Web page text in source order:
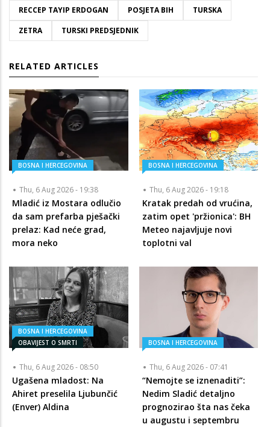
RECCEP TAYIP ERDOGAN POSJETA BIH
TURSKA
ZETRA
TURSKI PREDSJEDNIK
RELATED ARTICLES
BOSNA I HERCEGOVINA
Thu, 6 Aug 2026 - 19:38
Mladić iz Mostara odlučio
da sam prefarba pješački
prelaz: Kad neće grad,
mora neko
BOSNA I HERCEGOVINA
Thu, 6 Aug 2026 - 19:18
Kratak predah od vrućina,
zatim opet 'pržionica': BH
Meteo najavljuje novi
toplotni val
BOSNA I HERCEGOVINA
OBAVIJEST O SMRTI
Thu, 6 Aug 2026 - 08:50
Ugašena mladost: Na
Ahiret preselila Ljubunčić
(Enver) Aldina
BOSNA I HERCEGOVINA
Thu, 6 Aug 2026 - 07:41
“Nemojte se iznenaditi”:
Nedim Sladić detaljno
prognozirao šta nas čeka
u augustu i septembru